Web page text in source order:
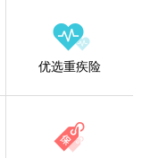
优选重疾险